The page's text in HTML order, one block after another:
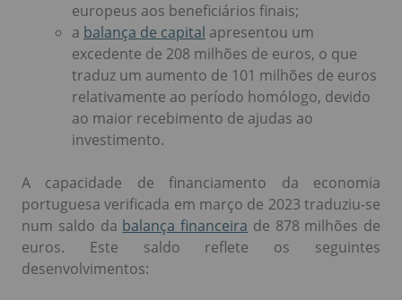
europeus aos beneficiários finais;
a balança de capital apresentou um
excedente de 208 milhões de euros, o que
traduz um aumento de 101 milhões de euros
relativamente ao período homólogo, devido
ao maior recebimento de ajudas ao
investimento.
A capacidade de financiamento da economia
portuguesa verificada em março de 2023 traduziu-se
num saldo da balança financeira de 878 milhões de
euros. Este saldo reflete os seguintes
desenvolvimentos: